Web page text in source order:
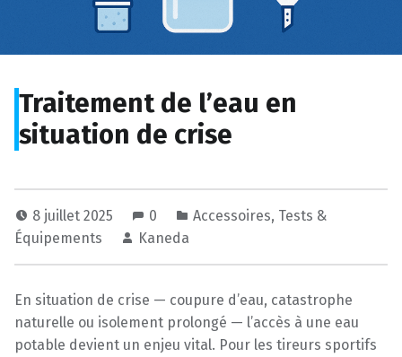
Traitement de l’eau en
situation de crise
8 juillet 2025 0 Accessoires, Tests &
Équipements
Kaneda
En situation de crise — coupure d’eau, catastrophe
naturelle ou isolement prolongé — l’accès à une eau
potable devient un enjeu vital. Pour les tireurs sportifs